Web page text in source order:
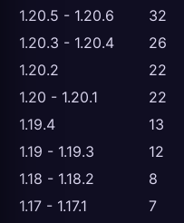
1.20.5 - 1.20.6
32
1.20.3 - 1.20.4
26
1.20.2
22
1.20 - 1.20.1
22
1.19.4
13
1.19 - 1.19.3
12
1.18 - 1.18.2
8
1.17 - 1.17.1
7